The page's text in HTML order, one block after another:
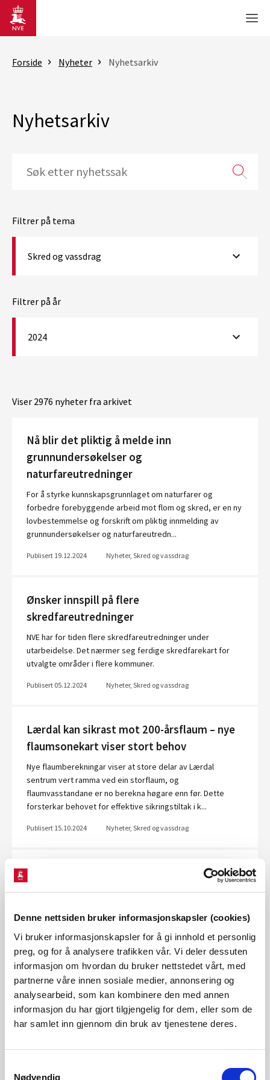
Denne nettsiden bruker informasjonskapsler (cookies)
Vi bruker informasjonskapsler for å gi innhold et personlig
preg, og for å analysere trafikken vår. Vi deler dessuten
informasjon om hvordan du bruker nettstedet vårt, med
partnerne våre innen sosiale medier, annonsering og
analysearbeid, som kan kombinere den med annen
informasjon du har gjort tilgjengelig for dem, eller som de
har samlet inn gjennom din bruk av tjenestene deres.
Nødvendig
Gå til hovedinnhold
Forside Nyheter Nyhetsarkiv
Nyhetsarkiv
Filtrer på tema
Skred og vassdrag
Filtrer på år
2024
Viser 2976 nyheter fra arkivet
Nå blir det pliktig å melde inn
grunnundersøkelser og
naturfareutredninger
For å styrke kunnskapsgrunnlaget om naturfarer og
forbedre forebyggende arbeid mot flom og skred, er en ny
lovbestemmelse og forskrift om pliktig innmelding av
grunnundersøkelser og naturfareutredn...
Publisert 19.12.2024 Nyheter, Skred og vassdrag
Ønsker innspill på flere
skredfareutredninger
NVE har for tiden flere skredfareutredninger under
utarbeidelse. Det nærmer seg ferdige skredfarekart for
utvalgte områder i flere kommuner.
Publisert 05.12.2024 Nyheter, Skred og vassdrag
Lærdal kan sikrast mot 200-årsflaum – nye
flaumsonekart viser stort behov
Nye flaumberekningar viser at store delar av Lærdal
sentrum vert ramma ved ein storflaum, og
flaumvasstandane er no berekna høgare enn før. Dette
forsterkar behovet for effektive sikringstiltak i k...
Publisert 15.10.2024 Nyheter, Skred og vassdrag
Markerte ferdigstillelse av flomsikring – en
tryggere fremtid for Bismo i Skjåk
kommune og NVE offisielt markerte ferdigstillelsen av
flomvollen som skal beskytte kommunesenteret mot
fremtidige flommer. Arrangementet sa...
Publisert 25.09.2024 Nyheter, Skred og vassdrag
NVE lanserer film om sikringsarbeidet i
Gjerdrum – målrettet mot fagmiljøer og
studenter
Norges vassdrags- og energidirektorat (NVE) har lansert en